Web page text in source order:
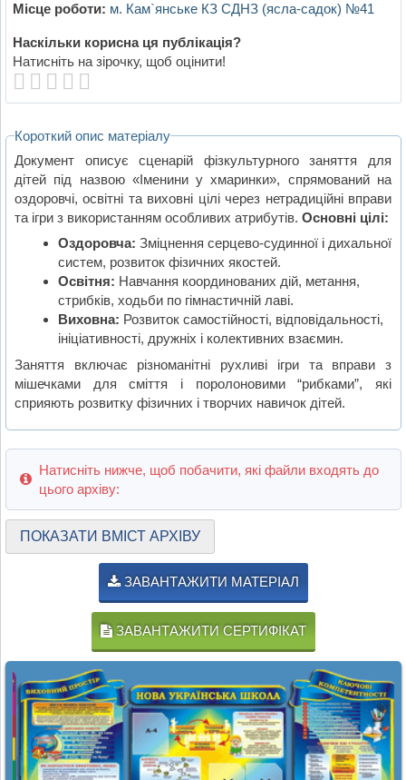
Місце роботи: м. Кам`янське КЗ СДНЗ (ясла-садок) №41
Наскільки корисна ця публікація?
Натисніть на зірочку, щоб оцінити!
Короткий опис матеріалу
Документ описує сценарій фізкультурного заняття для
дітей під назвою «Іменини у хмаринки», спрямований на
оздоровчі, освітні та виховні цілі через нетрадиційні вправи
та ігри з використанням особливих атрибутів.Основні цілі:
Оздоровча: Зміцнення серцево-судинної і дихальної
систем, розвиток фізичних якостей.
Освітня: Навчання координованих дій, метання,
стрибків, ходьби по гімнастичній лаві.
Виховна: Розвиток самостійності, відповідальності,
ініціативності, дружніх і колективних взаємин.
Заняття включає різноманітні рухливі ігри та вправи з
мішечками для сміття і поролоновими “рибками”, які
сприяють розвитку фізичних і творчих навичок дітей.
Натисніть нижче, щоб побачити, які файли входять до
цього архіву:
ПОКАЗАТИ ВМІСТ АРХІВУ
ЗАВАНТАЖИТИ МАТЕРІАЛ
ЗАВАНТАЖИТИ СЕРТИФІКАТ